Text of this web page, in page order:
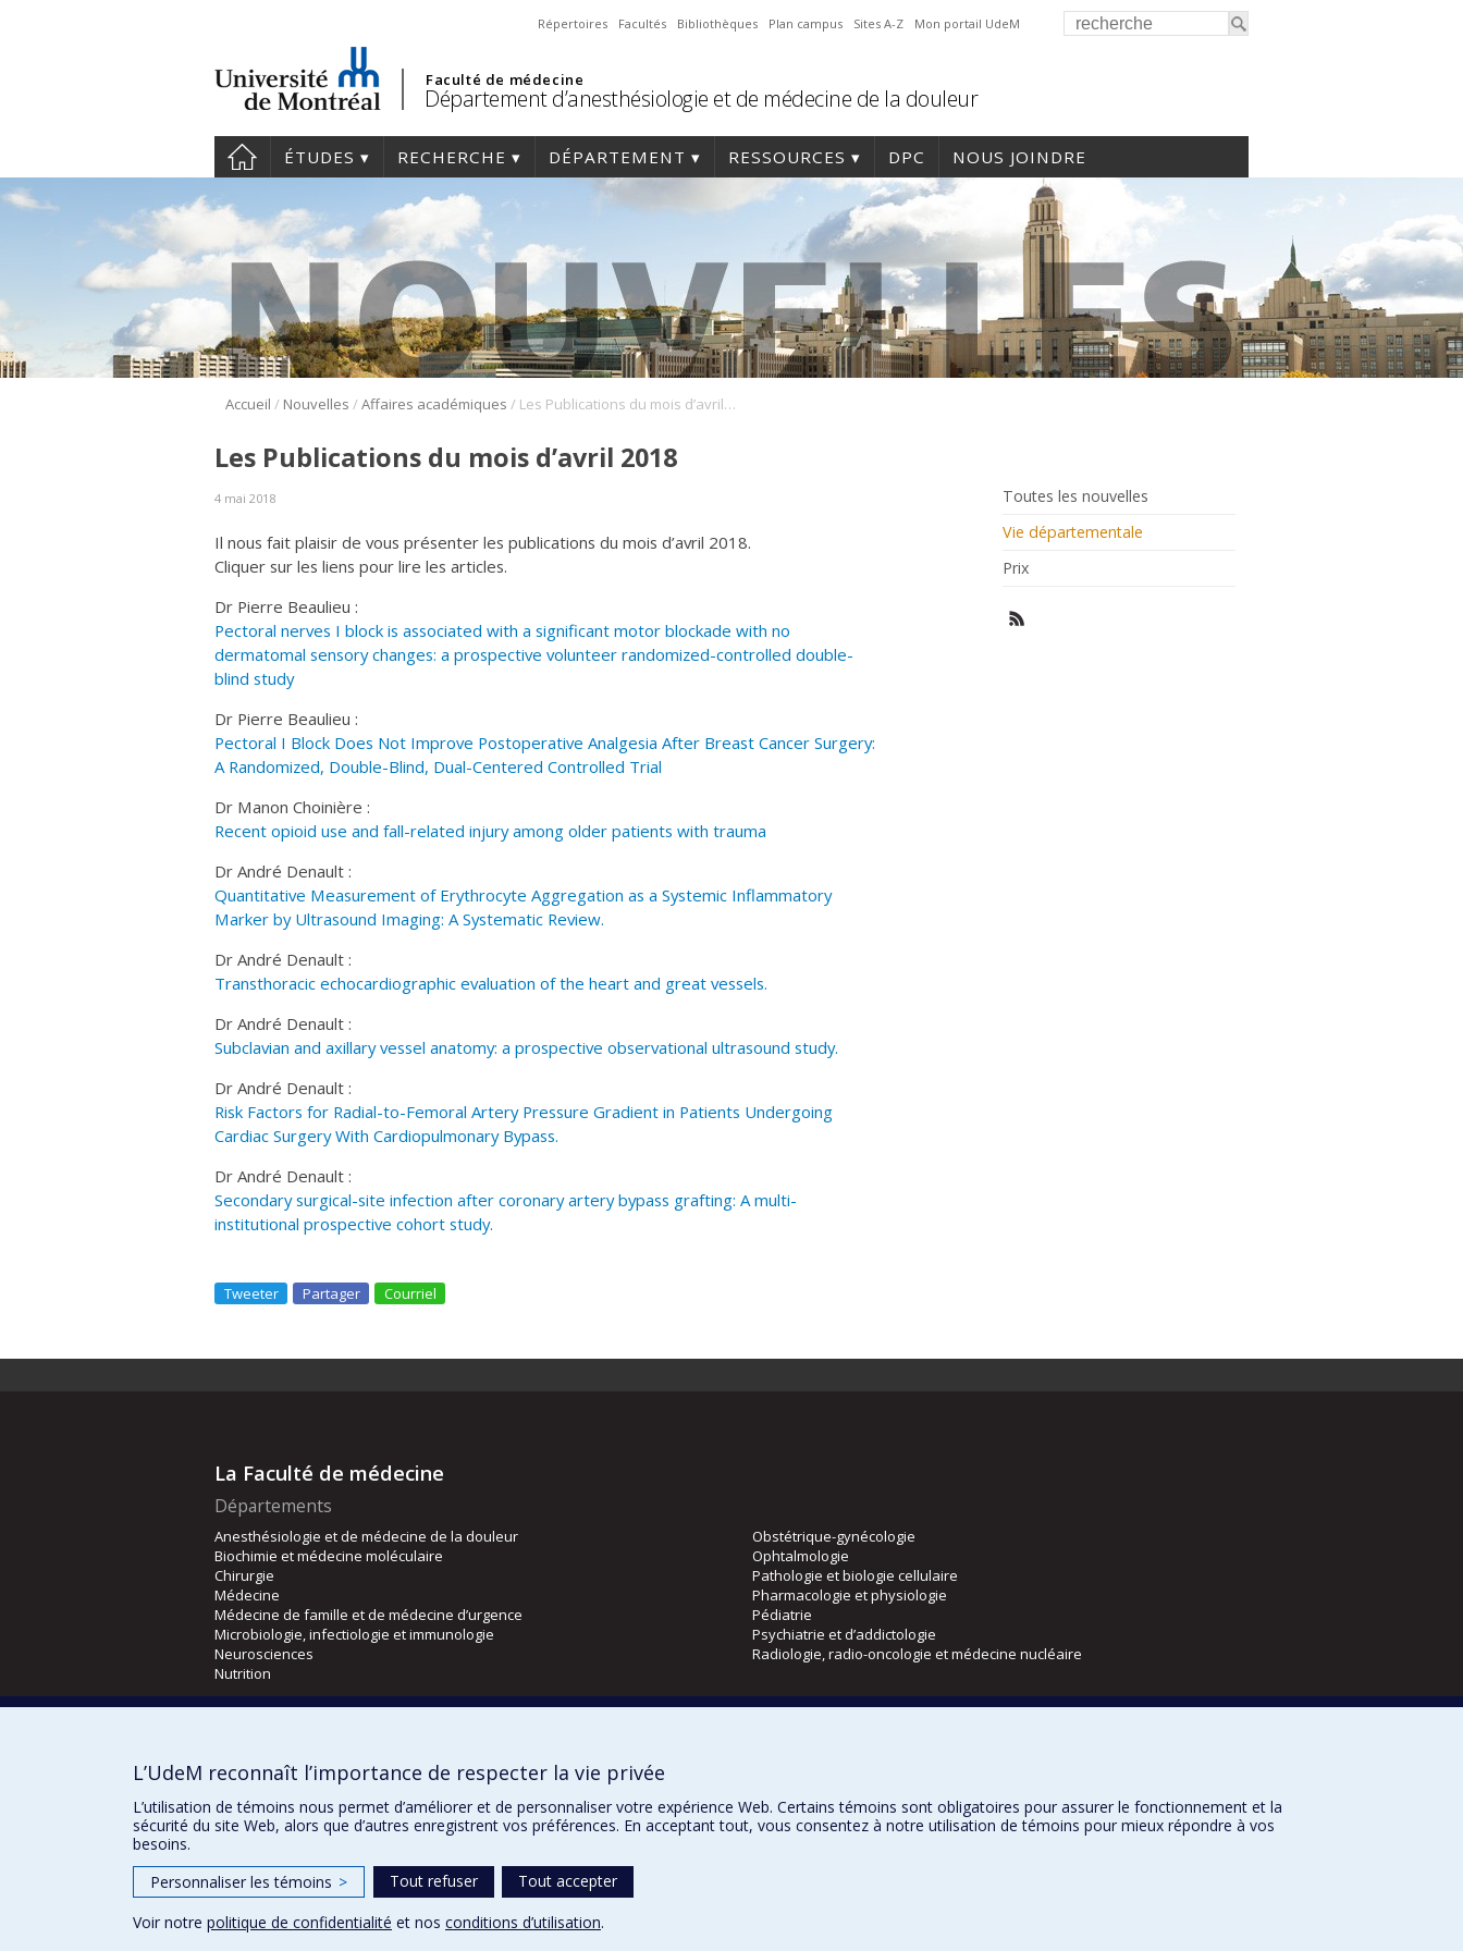
Répertoires Facultés Bibliothèques Plan campus Sites A-Z Mon portail UdeM
Faculté de médecine
Département d’anesthésiologie et de médecine de la douleur
ÉTUDES RECHERCHE DÉPARTEMENT RESSOURCES DPC NOUS JOINDRE
Accueil / Nouvelles /Affaires académiques / Les Publications du mois d’avril 2018
Toutes les nouvelles
Vie départementale
Prix
Les Publications du mois d’avril 2018
4 mai 2018
Il nous fait plaisir de vous présenter les publications du mois d’avril 2018.
Cliquer sur les liens pour lire les articles.
Dr Pierre Beaulieu :
Pectoral nerves I block is associated with a significant motor blockade with no
dermatomal sensory changes: a prospective volunteer randomized-controlled double-
blind study
Dr Pierre Beaulieu :
Pectoral I Block Does Not Improve Postoperative Analgesia After Breast Cancer Surgery:
A Randomized, Double-Blind, Dual-Centered Controlled Trial
Dr Manon Choinière :
Recent opioid use and fall-related injury among older patients with trauma
Dr André Denault :
Quantitative Measurement of Erythrocyte Aggregation as a Systemic Inflammatory
Marker by Ultrasound Imaging: A Systematic Review.
Dr André Denault :
Transthoracic echocardiographic evaluation of the heart and great vessels.
Dr André Denault :
Subclavian and axillary vessel anatomy: a prospective observational ultrasound study.
Dr André Denault :
Risk Factors for Radial-to-Femoral Artery Pressure Gradient in Patients Undergoing
Cardiac Surgery With Cardiopulmonary Bypass.
Dr André Denault :
Secondary surgical-site infection after coronary artery bypass grafting: A multi-
institutional prospective cohort study.
Tweeter Partager Courriel
La Faculté de médecine
Départements
Anesthésiologie et de médecine de la douleur
Biochimie et médecine moléculaire
Chirurgie
Médecine
Médecine de famille et de médecine d’urgence
Microbiologie, infectiologie et immunologie
Neurosciences
Nutrition
Obstétrique-gynécologie
Ophtalmologie
Pathologie et biologie cellulaire
Pharmacologie et physiologie
Pédiatrie
Psychiatrie et d’addictologie
Radiologie, radio-oncologie et médecine nucléaire
Orthophonie et audiologie
L’UdeM reconnaît l’importance de respecter la vie privée
L’utilisation de témoins nous permet d’améliorer et de personnaliser votre expérience Web. Certains témoins sont obligatoires pour assurer le fonctionnement et la
sécurité du site Web, alors que d’autres enregistrent vos préférences. En acceptant tout, vous consentez à notre utilisation de témoins pour mieux répondre à vos
besoins.
Personnaliser les témoins > Tout refuser
Tout accepter
Voir notre politique de confidentialité et nos conditions d’utilisation.